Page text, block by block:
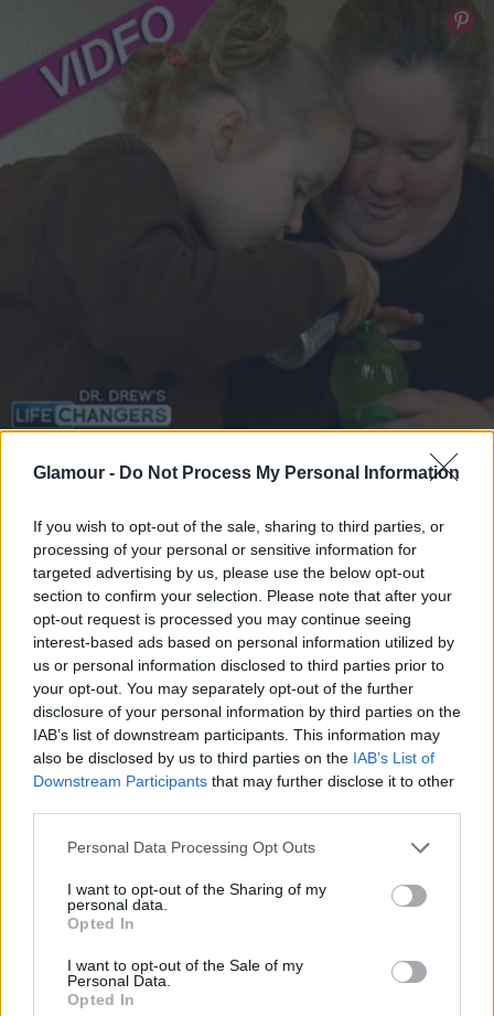
Glamour - Do Not Process My Personal Information
If you wish to opt-out of the sale, sharing to third parties, or
processing of your personal or sensitive information for
targeted advertising by us, please use the below opt-out
section to confirm your selection. Please note that after your
opt-out request is processed you may continue seeing
interest-based ads based on personal information utilized by
us or personal information disclosed to third parties prior to
your opt-out. You may separately opt-out of the further
disclosure of your personal information by third parties on the
IAB’s list of downstream participants. This information may
also be disclosed by us to third parties on the IAB’s List of
Downstream Participants that may further disclose it to other
Please note that this website/app uses one or more Google
not limited to your visit or usage behaviour. You may click to
grant or deny consent to Google and its third-party tags to
use your data for below specified purposes in below Google
consent section.
Personal Data Processing Opt Outs
I want to opt-out of the Sharing of my
personal data.
Opted In
I want to opt-out of the Sale of my
Personal Data.
Opted In
Mindenki ezt csinálja, az átlagos emberek is adják a
gyerekeiknek, szóval nem is értem, hogy miért olyan
nagy ügy. Sokkal rosszabb dolgok is vannak ennél.
Alkoholt is adhattam volna neki.